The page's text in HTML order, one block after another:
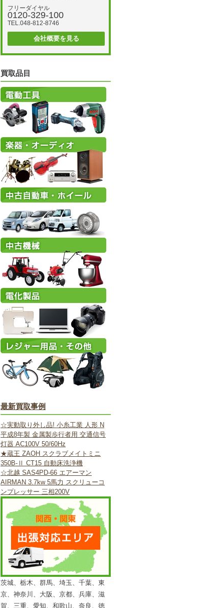
フリーダイヤル
0120-329-100
TEL.048-812-8746
会社概要を見る
買取品目
最新買取事例
☆実動取り外し品! 小糸工業 人形 N
平成8年製 金属製歩行者用 交通信号
灯器 AC100V 50/60Hz
★蔵王 ZAOH スクラブメイトミニ
350B-Ⅱ CT15 自動床洗浄機
☆北越 SAS4PD-66 エアーマン
AIRMAN 3.7kw 5馬力 スクリューコ
ンプレッサー 三相200V
茨城、栃木、群馬、埼玉、千葉、東
京、神奈川、大阪、京都、兵庫、滋
賀、三重、愛知、和歌山、奈良、徳